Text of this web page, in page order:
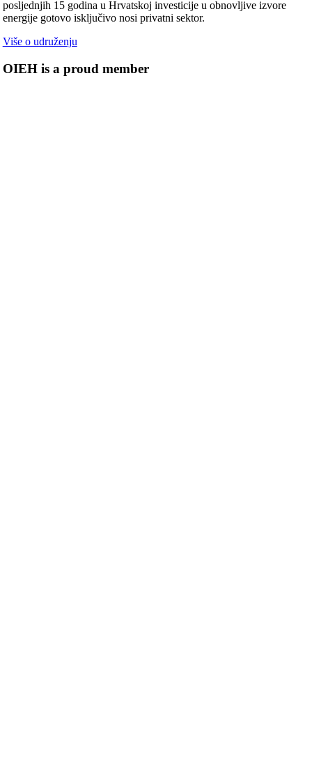
posljednjih 15 godina u Hrvatskoj investicije u obnovljive izvore
energije gotovo isključivo nosi privatni sektor.
Više o udruženju
OIEH is a proud member